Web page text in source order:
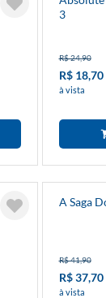
3
R$ 24,90
R$ 18,70
à vista
A Saga
R$ 41,90
R$ 37,70
à vista